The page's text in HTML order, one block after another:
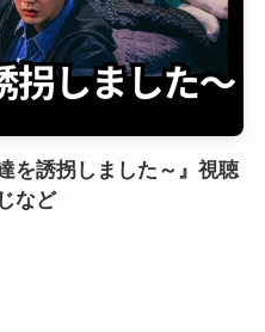
を誘拐しました～』視聴
など